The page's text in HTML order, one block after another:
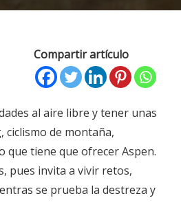
Compartir artículo
al aire libre y tener unas
ciclismo de montaña,
que tiene que ofrecer Aspen.
pues invita a vivir retos,
se prueba la destreza y